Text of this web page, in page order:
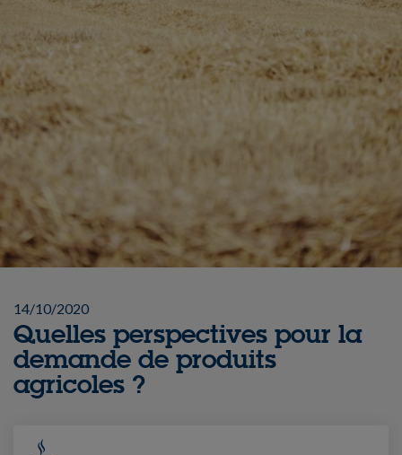
14/10/2020
Quelles perspectives pour la
demande de produits
agricoles ?